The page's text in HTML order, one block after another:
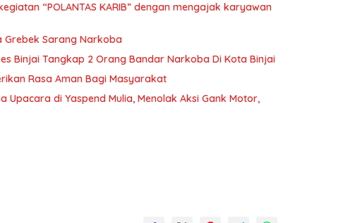
“POLANTAS KARIB” dengan mengajak karyawan
Grebek Sarang Narkoba
Binjai Tangkap 2 Orang Bandar Narkoba Di Kota Binjai
Rasa Aman Bagi Masyarakat
Upacara di Yaspend Mulia, Menolak Aksi Gank Motor,